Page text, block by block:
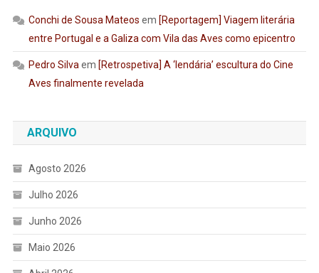
Conchi de Sousa Mateos em [Reportagem] Viagem literária
entre Portugal e a Galiza com Vila das Aves como epicentro
Pedro Silvaem [Retrospetiva] A ‘lendária’ escultura do Cine
Aves finalmente revelada
ARQUIVO
Agosto 2026
Julho 2026
Junho 2026
Maio 2026